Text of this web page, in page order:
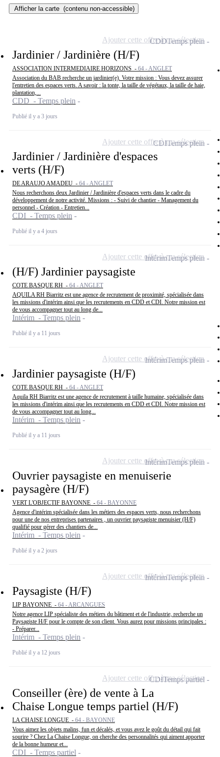
Afficher la carte (contenu non-accessible)
Jardinier / Jardinière (H/F)
ASSOCIATION INTERMEDIAIRE HORIZONS - 64 - ANGLET
Association du BAB recherche un jardinier(e). Votre mission : Vous devez assurer
l'entretien des espaces verts. A savoir : la tonte, la taille de végétaux, la taille de haie,
plantation,...
CDD - Temps plein
Publié il y a 3 jours
CDDTemps plein
Ajouter cette offre à ma sélection
Jardinier / Jardinière d'espaces
verts (H/F)
DE ARAUJO AMADEU - 64 - ANGLET
Nous recherchons deux Jardinier / Jardinière d'espaces verts dans le cadre du
développement de notre activité. Missions : - Suivi de chantier - Management du
personnel - Création - Entretien...
CDI - Temps plein
Publié il y a 4 jours
CDITemps plein
Ajouter cette offre à ma sélection
(H/F) Jardinier paysagiste
COTE BASQUE RH - 64 - ANGLET
AQUILA RH Biarritz est une agence de recrutement de proximité, spécialisée dans
les missions d'intérim ainsi que les recrutements en CDD et CDI. Notre mission est
de vous accompagner tout au long de...
Intérim - Temps plein
Publié il y a 11 jours
IntérimTemps plein
Ajouter cette offre à ma sélection
Jardinier paysagiste (H/F)
COTE BASQUE RH - 64 - ANGLET
Aquila RH Biarritz est une agence de recrutement à taille humaine, spécialisée dans
les missions d'intérim ainsi que les recrutements en CDD et CDI. Notre mission est
de vous accompagner tout au long...
Intérim - Temps plein
Publié il y a 11 jours
IntérimTemps plein
Ajouter cette offre à ma sélection
Ouvrier paysagiste en menuiserie
paysagère (H/F)
VERT L'OBJECTIF BAYONNE - 64 - BAYONNE
Agence d'intérim spécialisée dans les métiers des espaces verts, nous recherchons
pour une de nos entreprises partenaires , un ouvrier paysagiste menuisier (H/F)
qualifié pour gérer des chantiers de...
Intérim - Temps plein
Publié il y a 2 jours
IntérimTemps plein
Ajouter cette offre à ma sélection
Paysagiste (H/F)
LIP BAYONNE - 64 - ARCANGUES
Notre agence LIP spécialiste des métiers du bâtiment et de l'industrie, recherche un
Paysagiste H/F pour le compte de son client. Vous aurez pour missions principales :
- Préparer...
Intérim - Temps plein
Publié il y a 12 jours
IntérimTemps plein
Ajouter cette offre à ma sélection
Conseiller (ère) de vente à La
Chaise Longue temps partiel (H/F)
LA CHAISE LONGUE - 64 - BAYONNE
Vous aimez les objets malins, fun et décalés, et vous avez le goût du détail qui fait
sourire ? Chez La Chaise Longue, on cherche des personnalités qui aiment apporter
de la bonne humeur et...
CDI - Temps partiel
CDITemps partiel
Ajouter cette offre à ma sélection